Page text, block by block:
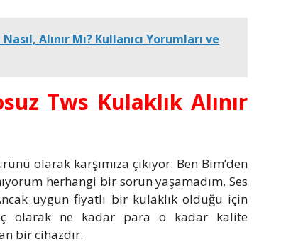
Alınır Mı? Kullanıcı Yorumları ve
Tws Kulaklık Alınır
olarak karşımıza çıkıyor. Ben Bim’den
herhangi bir sorun yaşamadım. Ses
uygun fiyatlı bir kulaklık olduğu için
olarak ne kadar para o kadar kalite
bir cihazdır.